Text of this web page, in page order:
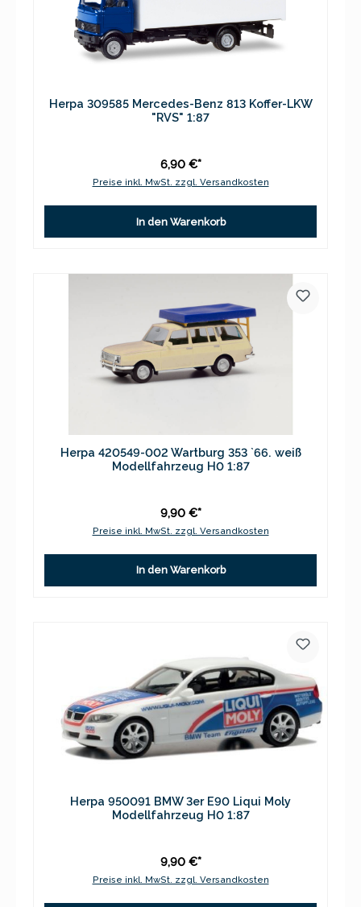
Herpa 309585 Mercedes-Benz 813 Koffer-LKW
"RVS" 1:87
6,90 €*
Preise inkl. MwSt. zzgl. Versandkosten
In den Warenkorb
Herpa 420549-002 Wartburg 353 `66. weiß
Modellfahrzeug H0 1:87
9,90 €*
Preise inkl. MwSt. zzgl. Versandkosten
In den Warenkorb
Herpa 950091 BMW 3er E90 Liqui Moly
Modellfahrzeug H0 1:87
9,90 €*
Preise inkl. MwSt. zzgl. Versandkosten